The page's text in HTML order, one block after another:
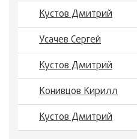
Кустов Дмитрий
Усачев Сергей
Кустов Дмитрий
Конивцов Кирилл
Кустов Дмитрий